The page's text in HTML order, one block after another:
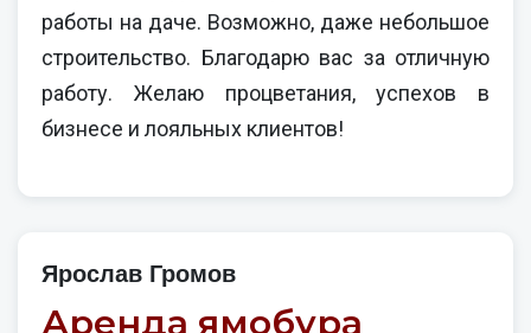
работы на даче. Возможно, даже небольшое
строительство. Благодарю вас за отличную
работу. Желаю процветания, успехов в
бизнесе и лояльных клиентов!
Ярослав Громов
Аренда ямобура